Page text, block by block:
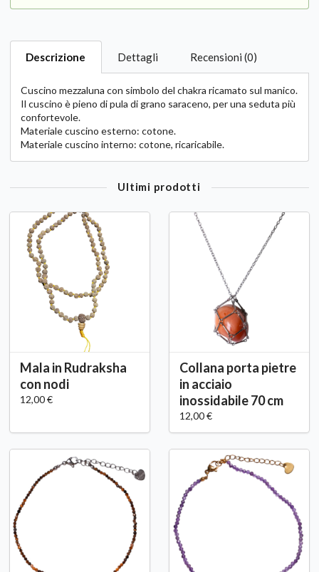
Descrizione Dettagli Recensioni (0)
Cuscino mezzaluna con simbolo del chakra ricamato sul manico.
Il cuscino è pieno di pula di grano saraceno, per una seduta più
confortevole.
Materiale cuscino esterno: cotone.
Materiale cuscino interno: cotone, ricaricabile.
Ultimi prodotti
Mala in Rudraksha
con nodi
12,00 €
Collana porta pietre
in acciaio
inossidabile 70 cm
12,00 €